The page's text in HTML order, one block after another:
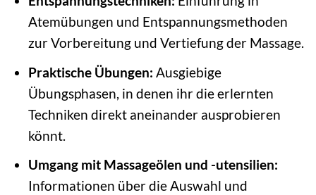
Atemübungen und Entspannungsmethoden
zur Vorbereitung und Vertiefung der Massage.
Praktische Übungen: Ausgiebige
Übungsphasen, in denen ihr die erlernten
Techniken direkt aneinander ausprobieren
könnt.
Umgang mit Massageölen und -utensilien:
Informationen über die Auswahl und